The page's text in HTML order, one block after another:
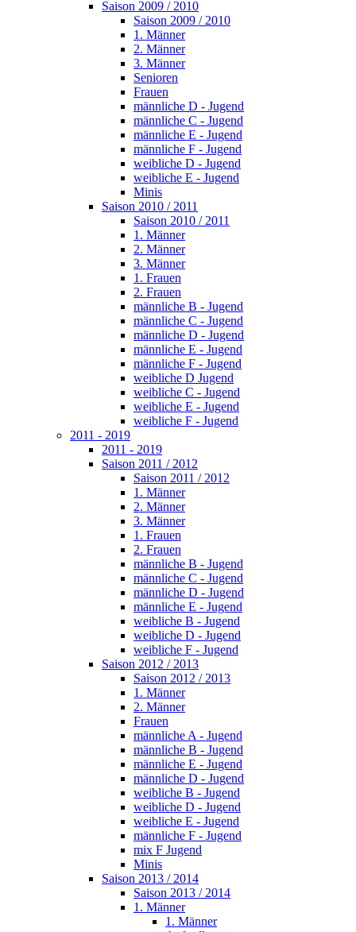
Saison 2009 / 2010
Saison 2009 / 2010
1. Männer
2. Männer
3. Männer
Senioren
Frauen
männliche D - Jugend
männliche C - Jugend
männliche E - Jugend
männliche F - Jugend
weibliche D - Jugend
weibliche E - Jugend
Minis
Saison 2010 / 2011
Saison 2010 / 2011
1. Männer
2. Männer
3. Männer
1. Frauen
2. Frauen
männliche B - Jugend
männliche C - Jugend
männliche D - Jugend
männliche E - Jugend
männliche F - Jugend
weibliche D Jugend
weibliche C - Jugend
weibliche E - Jugend
weibliche F - Jugend
2011 - 2019
2011 - 2019
Saison 2011 / 2012
Saison 2011 / 2012
1. Männer
2. Männer
3. Männer
1. Frauen
2. Frauen
männliche B - Jugend
männliche C - Jugend
männliche D - Jugend
männliche E - Jugend
weibliche B - Jugend
weibliche D - Jugend
weibliche F - Jugend
Saison 2012 / 2013
Saison 2012 / 2013
1. Männer
2. Männer
Frauen
männliche A - Jugend
männliche B - Jugend
männliche E - Jugend
männliche D - Jugend
weibliche B - Jugend
weibliche D - Jugend
weibliche E - Jugend
männliche F - Jugend
mix F Jugend
Minis
Saison 2013 / 2014
Saison 2013 / 2014
1. Männer
1. Männer